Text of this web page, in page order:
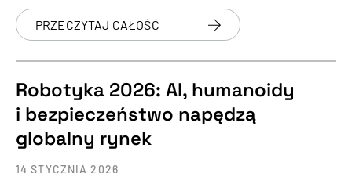
PRZECZYTAJ CAŁOŚĆ
Robotyka 2026: AI, humanoidy
i bezpieczeństwo napędzą
globalny rynek
14 STYCZNIA 2026